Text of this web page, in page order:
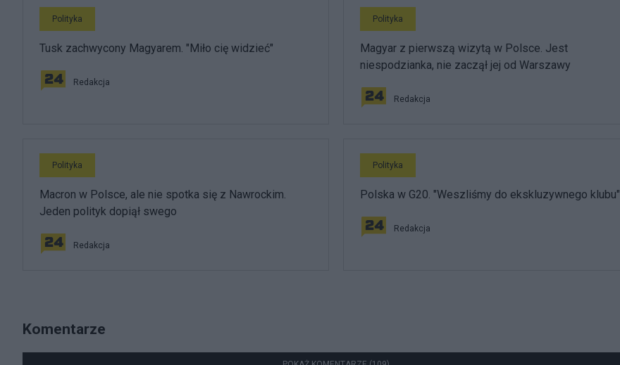
Polityka
Tusk zachwycony Magyarem. "Miło cię widzieć"
Redakcja
Polityka
Magyar z pierwszą wizytą w Polsce. Jest
niespodzianka, nie zaczął jej od Warszawy
Redakcja
Polityka
Macron w Polsce, ale nie spotka się z Nawrockim.
Jeden polityk dopiął swego
Redakcja
Polityka
Polska w G20. "Weszliśmy do ekskluzywnego klubu"
Redakcja
Komentarze